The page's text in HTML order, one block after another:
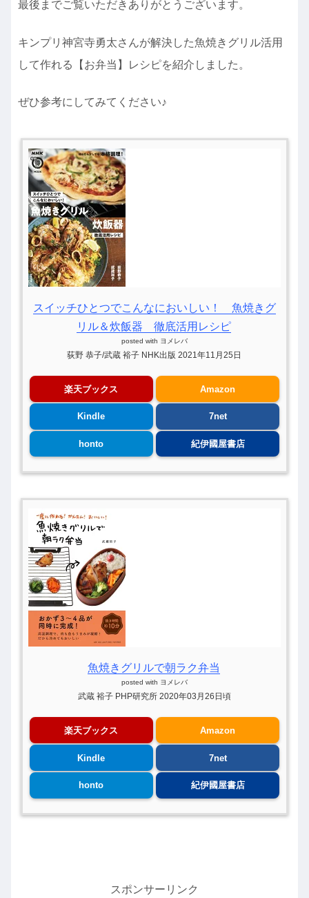
最後までご覧いただきありがとうございます。
キンプリ神宮寺勇太さんが解決した魚焼きグリル活用
して作れる【お弁当】レシピを紹介しました。
ぜひ参考にしてみてください♪
スイッチひとつでこんなにおいしい！ 魚焼きグ
リル＆炊飯器 徹底活用レシピ
posted with ヨメレバ
荻野 恭子/武蔵 裕子 NHK出版 2021年11月25日
楽天ブックス Amazon
Kindle 7net
honto 紀伊國屋書店
魚焼きグリルで朝ラク弁当
posted with ヨメレバ
武蔵 裕子 PHP研究所 2020年03月26日頃
楽天ブックス Amazon
Kindle 7net
honto 紀伊國屋書店
スポンサーリンク